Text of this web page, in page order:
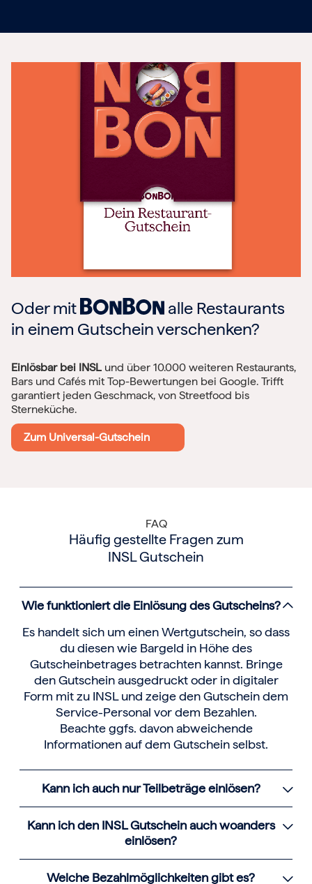
Oder mit
alle Restaurants
in einem Gutschein verschenken?
Einlösbar bei INSL und über 10.000 weiteren Restaurants,
Bars und Cafés mit Top-Bewertungen bei Google. Trifft
garantiert jeden Geschmack, von Streetfood bis
Sterneküche.
Zum Universal-Gutschein
FAQ
Häufig gestellte Fragen zum
INSL Gutschein
Wie funktioniert die Einlösung des Gutscheins?
Es handelt sich um einen Wertgutschein, so dass
du diesen wie Bargeld in Höhe des
Gutscheinbetrages betrachten kannst. Bringe
den Gutschein ausgedruckt oder in digitaler
Form mit zu INSL und zeige den Gutschein dem
Service-Personal vor dem Bezahlen.
Beachte ggfs. davon abweichende
Informationen auf dem Gutschein selbst.
Kann ich auch nur Teilbeträge einlösen?
Kann ich den INSL Gutschein auch woanders
einlösen?
Welche Bezahlmöglichkeiten gibt es?